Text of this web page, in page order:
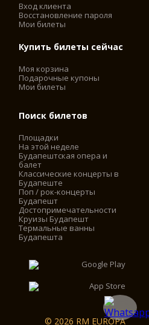
Вход клиента
Восстановление пароля
Мои билеты
Купить билеты сейчас
Моя корзина
Подарочные купоны
Мои билеты
Поиск билетов
Площадки
На этой неделе
Будапештская опера и
балет
Классические концерты в
Будапеште
Поп / рок-концерты
Будапешт
Достопримечательности
Круизы Будапешт
Термальные ванны
Будапешта
© 2026 RM EUROPA